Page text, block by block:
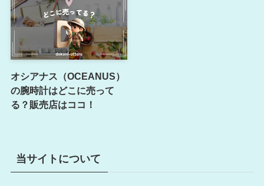
オシアナス（OCEANUS）
の腕時計はどこに売って
る？販売店はココ！
当サイトについて